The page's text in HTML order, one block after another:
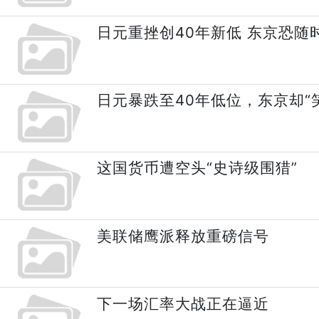
日元重挫创40年新低 东京恐随
日元暴跌至40年低位，东京却“
这国货币遭空头“史诗级围猎”
美联储鹰派释放重磅信号
下一场汇率大战正在逼近